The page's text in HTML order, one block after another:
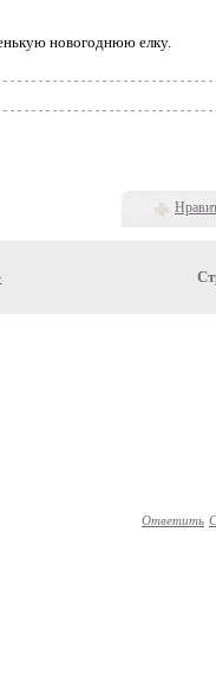
новогоднюю елку.
Ответить